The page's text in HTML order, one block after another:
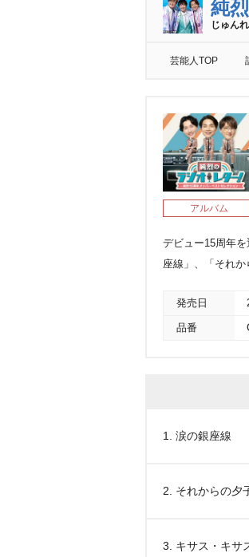
純烈
じゅん
芸能人TOP
アルバム
デビュー15周年
座線」、「それか
発売日
品番
1. 涙の銀座線
2. それからの夕
3. キサス・キサ